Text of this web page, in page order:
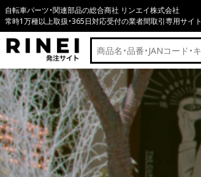
自転車パーツ・関連部品の総合商社 リンエイ株式会社
常時1万種以上取扱・365日対応受付の業者間取引専用サイト